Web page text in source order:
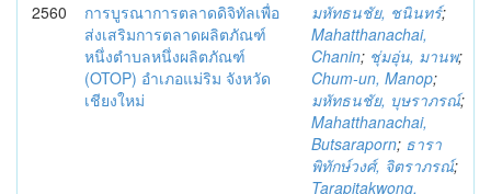
2560
การบูรณาการตลาดดิจิทัลเพื่อ
ส่งเสริมการตลาดผลิตภัณฑ์
หนึ่งตำบลหนึ่งผลิตภัณฑ์
(OTOP) อำเภอแม่ริม จังหวัด
เชียงใหม่
มหัทธนชัย, ชนินทร์;
Mahatthanachai,
Chanin; ชุ่มอุ่น, มานพ;
Chum-un, Manop;
มหัทธนชัย, บุษราภรณ์;
Mahatthanachai,
Butsaraporn; ธารา
พิทักษ์วงศ์, จิตราภรณ์;
Tarapitakwong,